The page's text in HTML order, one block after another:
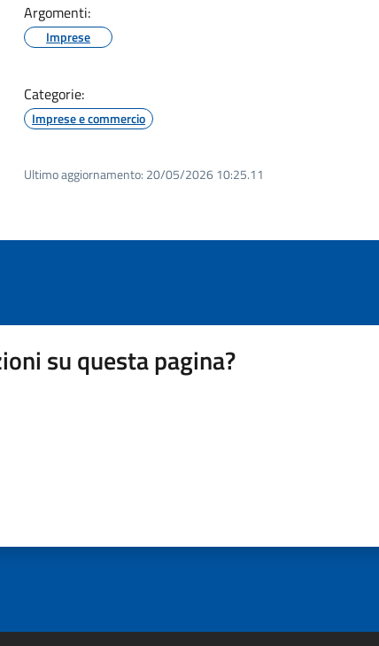
Argomenti:
Imprese
Categorie:
Imprese e commercio
Ultimo aggiornamento: 20/05/2026 10:25.11
su questa pagina?